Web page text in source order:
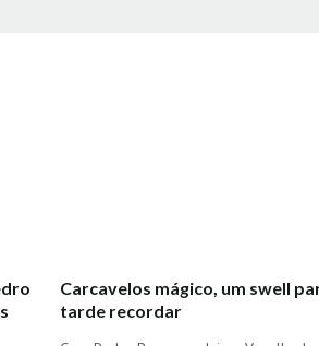
Carcavelos mágico, um swell
tarde recordar